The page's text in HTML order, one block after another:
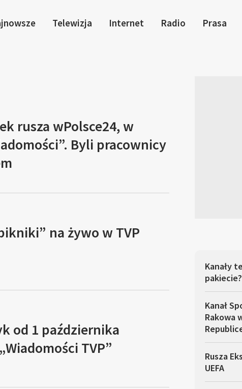
Telewizja Internet Radio Prasa
rusza wPolsce24, w
Byli pracownicy
na żywo w TVP
od 1 października
TVP”
Kanały
pakiecie?
Kanał
Rakowa
Rusza
UEFA